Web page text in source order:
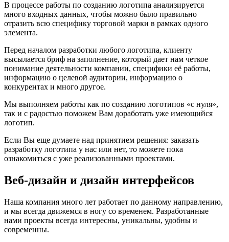
В процессе работы по созданию логотипа анализируется
много входных данных, чтобы можно было правильно
отразить всю специфику торговой марки в рамках одного
элемента.
Перед началом разработки любого логотипа, клиенту
высылается бриф на заполнение, который дает нам четкое
понимание деятельности компании, специфики её работы,
информацию о целевой аудитории, информацию о
конкурентах и много другое.
Мы выполняем работы как по созданию логотипов «с нуля»,
так и с радостью поможем Вам доработать уже имеющийся
логотип.
Если Вы еще думаете над принятием решения: заказать
разработку логотипа у нас или нет, то можете пока
ознакомиться с уже реализованными проектами.
Веб-дизайн и дизайн интерфейсов
Наша компания много лет работает по данному направлению,
и мы всегда движемся в ногу со временем. Разработанные
нами проекты всегда интересны, уникальны, удобны и
современны.